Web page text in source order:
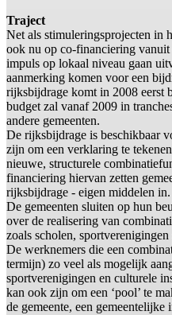
Traject
Net als stimuleringsprojecten in
ook nu op co-financiering
impuls op lokaal niveau gaan
aanmerking komen voor een
rijksbijdrage komt in 2008 eerst
budget zal vanaf 2009 in
andere gemeenten.
De rijksbijdrage is beschikbaar
zijn om een verklaring te
nieuwe, structurele
financiering hiervan zetten
rijksbijdrage - eigen middelen in.
De gemeenten sluiten op hun
over de realisering van
zoals scholen,
De werknemers die een
termijn) zo veel als mogelijk
sportverenigingen en culturele
kan ook zijn om een ‘pool’ te
de gemeente, een